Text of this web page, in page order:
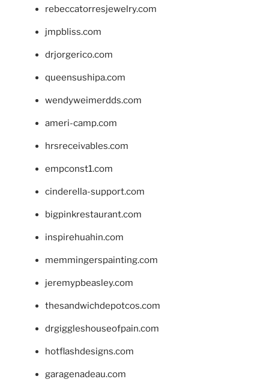
rebeccatorresjewelry.com
jmpbliss.com
drjorgerico.com
queensushipa.com
wendyweimerdds.com
ameri-camp.com
hrsreceivables.com
empconst1.com
cinderella-support.com
bigpinkrestaurant.com
inspirehuahin.com
memmingerspainting.com
jeremypbeasley.com
thesandwichdepotcos.com
drgiggleshouseofpain.com
hotflashdesigns.com
garagenadeau.com